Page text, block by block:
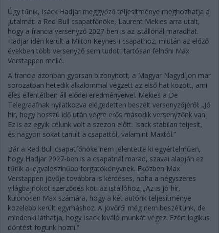
Úgy tűnik, Isack Hadjar meggyőző teljesítménye meghozhatja a
jutalmát: a Red Bull csapatfőnöke, Laurent Mekies arra utalt,
hogy a francia versenyző 2027-ben is az istállónál maradhat.
Hadjar idén került a Milton Keynes-i csapathoz, miután az előző
években több versenyző sem tudott tartósan felnőni Max
Verstappen mellé.
A francia azonban gyorsan bizonyított, a Magyar Nagydíjon már
sorozatban hetedik alkalommal végzett az első hat között, ami
éles ellentétben áll elődei eredményeivel. Mekies a De
Telegraafnak nyilatkozva elégedetten beszélt versenyzőjéről: „Jó
hír, hogy hosszú idő után végre erős második versenyzőnk van.
Ez is az egyik célunk volt a szezon előtt. Isack stabilan teljesít,
és nagyon sokat tanult a csapattól, valamint Maxtól.”
Bár a Red Bull csapatfőnöke nem jelentette ki egyértelműen,
hogy Hadjar 2027-ben is a csapatnál marad, szavai alapján ez
tűnik a legvalószínűbb forgatókönyvnek. Eközben Max
Verstappen jövője továbbra is kérdéses, noha a négyszeres
világbajnokot szerződés köti az istállóhoz: „Az is jó hír,
különösen Max számára, hogy a két autónk teljesítménye
közelebb került egymáshoz. A jövőről még nem beszéltünk, de
mindenki láthatja, hogy Isack kiváló munkát végez. Ezért logikus
döntést fogunk hozni.”